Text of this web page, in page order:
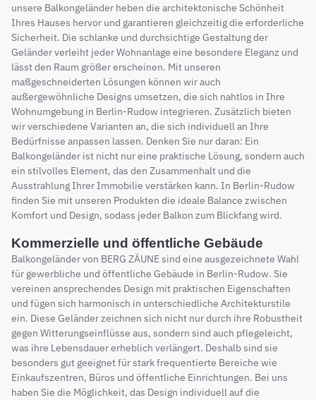
unsere Balkongeländer heben die architektonische Schönheit
Ihres Hauses hervor und garantieren gleichzeitig die erforderliche
Sicherheit. Die schlanke und durchsichtige Gestaltung der
Geländer verleiht jeder Wohnanlage eine besondere Eleganz und
lässt den Raum größer erscheinen. Mit unseren
maßgeschneiderten Lösungen können wir auch
außergewöhnliche Designs umsetzen, die sich nahtlos in Ihre
Wohnumgebung in Berlin-Rudow integrieren. Zusätzlich bieten
wir verschiedene Varianten an, die sich individuell an Ihre
Bedürfnisse anpassen lassen. Denken Sie nur daran: Ein
Balkongeländer ist nicht nur eine praktische Lösung, sondern auch
ein stilvolles Element, das den Zusammenhalt und die
Ausstrahlung Ihrer Immobilie verstärken kann. In Berlin-Rudow
finden Sie mit unseren Produkten die ideale Balance zwischen
Komfort und Design, sodass jeder Balkon zum Blickfang wird.
Kommerzielle und öffentliche Gebäude
Balkongeländer von BERG ZÄUNE sind eine ausgezeichnete Wahl
für gewerbliche und öffentliche Gebäude in Berlin-Rudow. Sie
vereinen ansprechendes Design mit praktischen Eigenschaften
und fügen sich harmonisch in unterschiedliche Architekturstile
ein. Diese Geländer zeichnen sich nicht nur durch ihre Robustheit
gegen Witterungseinflüsse aus, sondern sind auch pflegeleicht,
was ihre Lebensdauer erheblich verlängert. Deshalb sind sie
besonders gut geeignet für stark frequentierte Bereiche wie
Einkaufszentren, Büros und öffentliche Einrichtungen. Bei uns
haben Sie die Möglichkeit, das Design individuell auf die